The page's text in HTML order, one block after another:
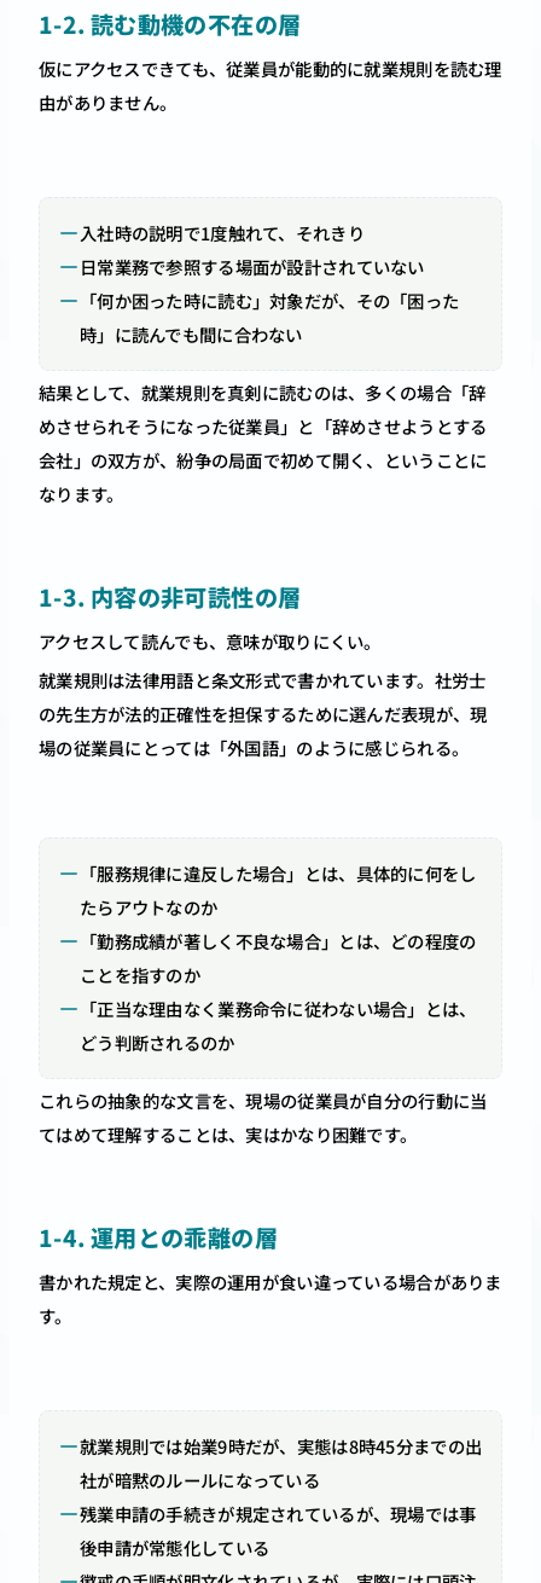
1-2. 読む動機の不在の層
仮にアクセスできても、従業員が能動的に就業規則を読む理
由がありません。
入社時の説明で1度触れて、それきり
日常業務で参照する場面が設計されていない
「何か困った時に読む」対象だが、その「困った
時」に読んでも間に合わない
結果として、就業規則を真剣に読むのは、多くの場合「辞
めさせられそうになった従業員」と「辞めさせようとする
会社」の双方が、紛争の局面で初めて開く、ということに
なります。
1-3. 内容の非可読性の層
アクセスして読んでも、意味が取りにくい。
就業規則は法律用語と条文形式で書かれています。社労士
の先生方が法的正確性を担保するために選んだ表現が、現
場の従業員にとっては「外国語」のように感じられる。
「服務規律に違反した場合」とは、具体的に何をし
たらアウトなのか
「勤務成績が著しく不良な場合」とは、どの程度の
ことを指すのか
「正当な理由なく業務命令に従わない場合」とは、
どう判断されるのか
これらの抽象的な文言を、現場の従業員が自分の行動に当
てはめて理解することは、実はかなり困難です。
1-4. 運用との乖離の層
書かれた規定と、実際の運用が食い違っている場合がありま
す。
就業規則では始業9時だが、実態は8時45分までの出
社が暗黙のルールになっている
残業申請の手続きが規定されているが、現場では事
後申請が常態化している